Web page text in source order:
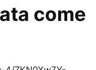
come